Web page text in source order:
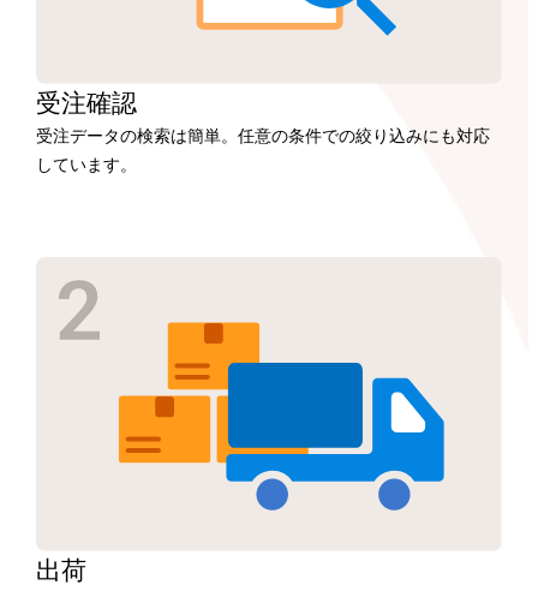
受注確認
受注データの検索は簡単。任意の条件での絞り込みにも対応
しています。
出荷